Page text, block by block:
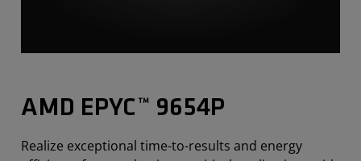
AMD EPYC™ 9654P
Realize exceptional time-to-results and energy